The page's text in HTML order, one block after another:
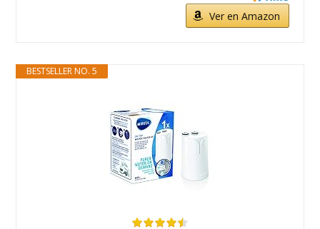
Ver en Amazon
BESTSELLER NO. 5